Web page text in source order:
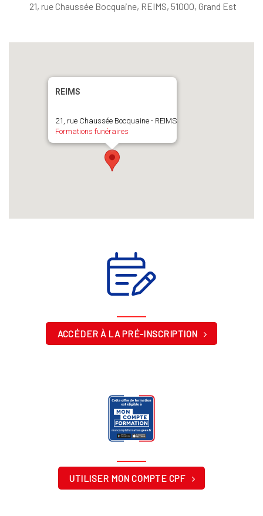
21, rue Chaussée Bocquaine, REIMS, 51000, Grand Est
REIMS
21, rue Chaussée Bocquaine - REIMS
Formations funéraires
ACCÉDER À LA PRÉ-INSCRIPTION
UTILISER MON COMPTE CPF